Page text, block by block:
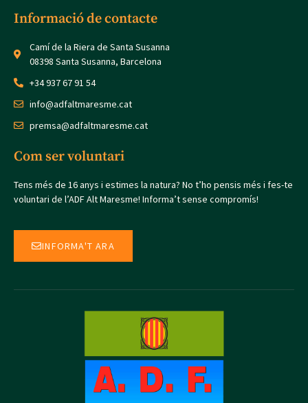
Informació de contacte
Camí de la Riera de Santa Susanna
08398 Santa Susanna, Barcelona
+34 937 67 91 54
info@adfaltmaresme.cat
premsa@adfaltmaresme.cat
Com ser voluntari
Tens més de 16 anys i estimes la natura? No t’ho pensis més i fes-te
voluntari de l’ADF Alt Maresme! Informa’t sense compromís!
INFORMA'T ARA